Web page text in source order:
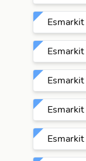
Esmarkit
Esmarkit
Esmarkit
Esmarkit
Esmarkit